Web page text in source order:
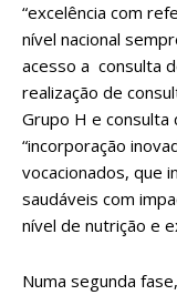
“excelência com
nível nacional
acesso a consulta
realização de
Grupo H e consulta
“incorporação
vocacionados, que
saudáveis com
nível de nutrição e
Numa segunda